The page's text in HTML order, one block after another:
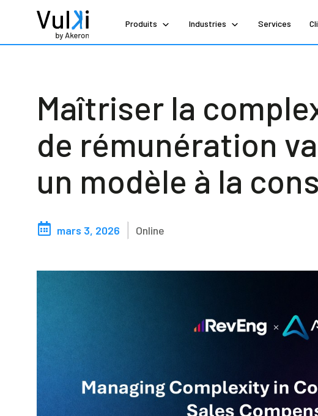
Produits Industries Services
Maîtriser la
de rémunération
un modèle à la
mars 3, 2026 Online